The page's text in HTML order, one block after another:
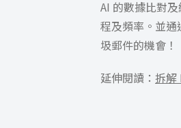
AI 的數據比對
程及頻率。並
圾郵件的機會！
延伸閱讀： 拆解